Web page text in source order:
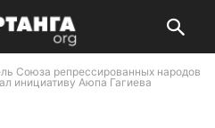
Союза репрессированных народов
инициативу Аюпа Гагиева